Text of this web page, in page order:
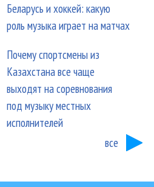
Беларусь и хоккей: какую
роль музыка играет на матчах
Почему спортсмены из
Казахстана все чаще
выходят на соревнования
под музыку местных
исполнителей
все